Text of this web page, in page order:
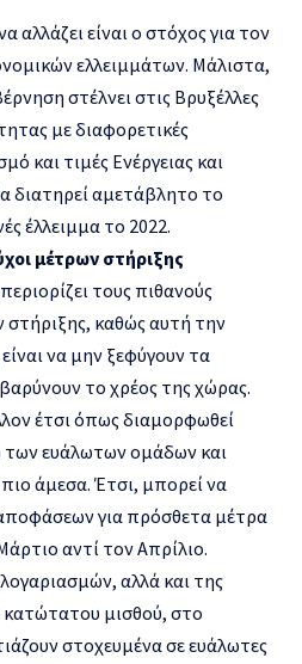
αλλάζει είναι ο στόχος για τον
ελλειμμάτων. Μάλιστα,
στέλνει στις Βρυξέλλες
με διαφορετικές
και τιμές Ενέργειας και
διατηρεί αμετάβλητο το
έλλειμμα το 2022.
μέτρων στήριξης
τους πιθανούς
στήριξης, καθώς αυτή την
να μην ξεφύγουν τα
το χρέος της χώρας.
έτσι όπως διαμορφωθεί
των ευάλωτων ομάδων και
άμεσα. Έτσι, μπορεί να
για πρόσθετα μέτρα
αντί τον Απρίλιο.
αλλά και της
κατώτατου μισθού, στο
στοχευμένα σε ευάλωτες